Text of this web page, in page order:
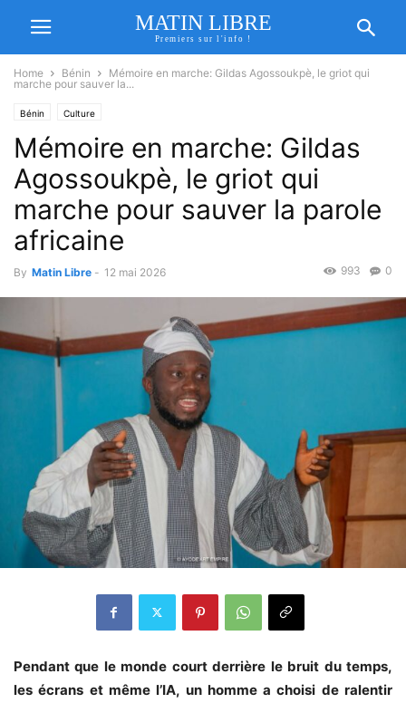
MATIN LIBRE
Premiers sur l'info !
Home Bénin
Mémoire en marche: Gildas Agossoukpè, le griot qui
marche pour sauver la...
Bénin Culture
Mémoire en marche: Gildas
Agossoukpè, le griot qui
marche pour sauver la parole
africaine
By Matin Libre - 12 mai 2026 0
993
Pendant que le monde court derrière le bruit du temps,
les écrans et même l’IA, un homme a choisi de ralentir